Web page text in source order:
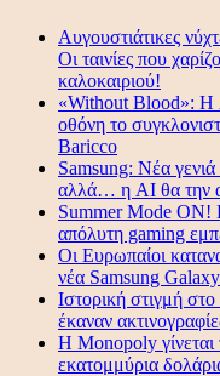
Αυγουστιάτικες
Οι ταινίες που
καλοκαιριού!
«Without Blood»: Η
οθόνη το
Baricco
Samsung: Νέα γενιά
αλλά… η AI θα την
Summer Mode ON!
απόλυτη gaming
Οι Ευρωπαίοι
νέα Samsung
Ιστορική στιγμή
έκαναν
Η Monopoly γίνεται
εκατομμύρια